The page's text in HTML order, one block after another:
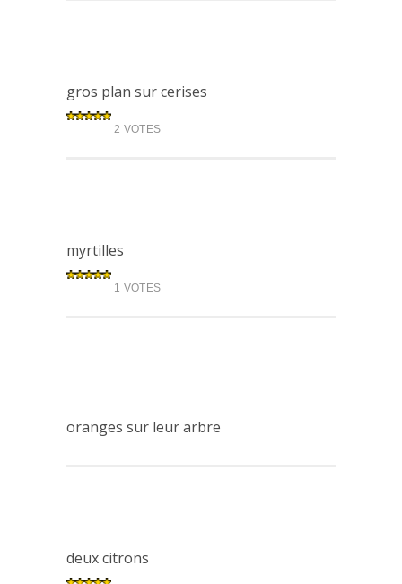
gros plan sur cerises
2 VOTES
myrtilles
1 VOTES
oranges sur leur arbre
deux citrons